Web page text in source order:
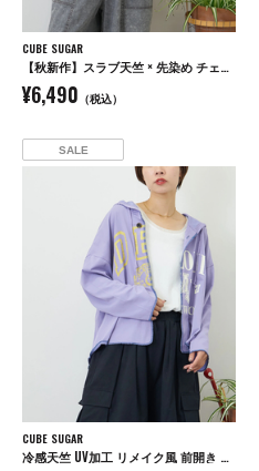
CUBE SUGAR
【秋新作】スラブ天竺 × 先染め チェック 裾フリル リメイク風 プルオーバー Tシャツ
¥6,490 （税込）
SALE
CUBE SUGAR
冷感天竺 UV加工 リメイク風 前開き パーカー